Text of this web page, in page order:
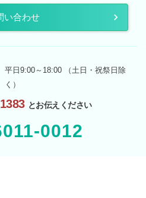
い合わせ
平日9:00～18:00 （土日・祝祭日除
く）
とお伝えください
0012